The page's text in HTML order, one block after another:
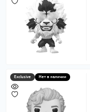
Exclusive Нет в наличии